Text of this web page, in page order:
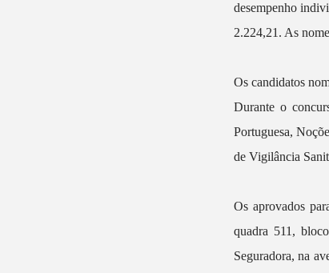
desempenho
2.224,21. As
Os candidatos
Durante o
Portuguesa,
de Vigilância
Os aprovados
quadra 511,
Seguradora, na